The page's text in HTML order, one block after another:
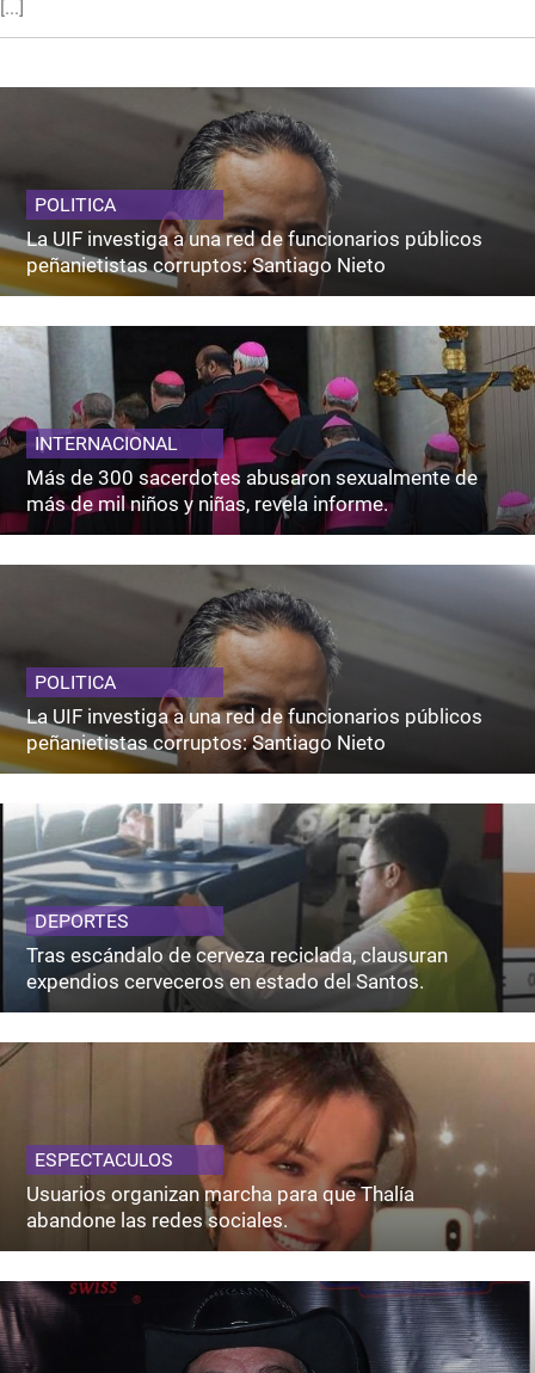
[...]
POLITICA
La UIF investiga a una red de funcionarios públicos
peñanietistas corruptos: Santiago Nieto
INTERNACIONAL
Más de 300 sacerdotes abusaron sexualmente de
más de mil niños y niñas, revela informe.
POLITICA
La UIF investiga a una red de funcionarios públicos
peñanietistas corruptos: Santiago Nieto
DEPORTES
Tras escándalo de cerveza reciclada, clausuran
expendios cerveceros en estado del Santos.
ESPECTACULOS
Usuarios organizan marcha para que Thalía
abandone las redes sociales.